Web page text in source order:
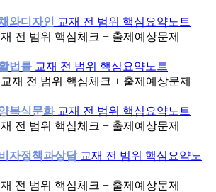
와디자인 교재 전 범위 핵심요약노트
전 범위 핵심체크 + 출제예상문제
법률 교재 전 범위 핵심요약노트
교재 전 범위 핵심체크 + 출제예상문제
복식문화 교재 전 범위 핵심요약노트
전 범위 핵심체크 + 출제예상문제
자정책과상담 교재 전 범위 핵심요약노
전 범위 핵심체크 + 출제예상문제